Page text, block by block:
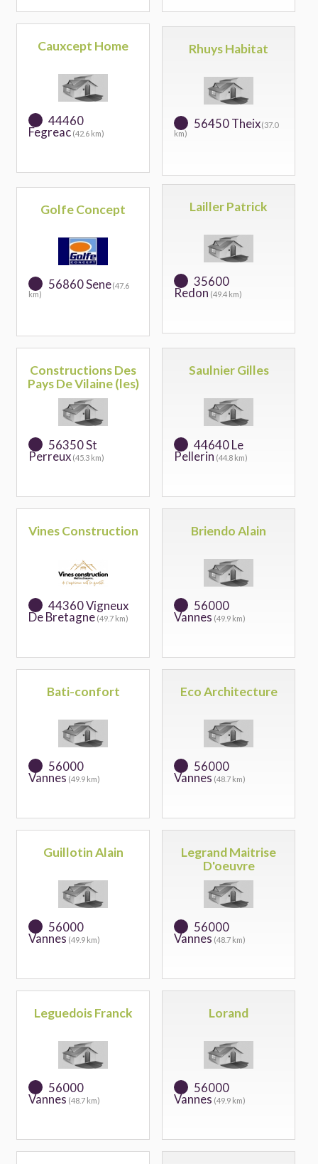
Cauxcept Home
44460
Fegreac (42.6 km)
Rhuys Habitat
56450 Theix(37.0
km)
Golfe Concept
56860 Sene(47.6
km)
Lailler Patrick
35600
Redon (49.4 km)
Constructions Des
Pays De Vilaine (les)
56350 St
Perreux (45.3 km)
Saulnier Gilles
44640 Le
Pellerin (44.8 km)
Vines Construction
44360 Vigneux
De Bretagne (49.7 km)
Briendo Alain
56000
Vannes (49.9 km)
Bati-confort
56000
Vannes (49.9 km)
Eco Architecture
56000
Vannes (48.7 km)
Guillotin Alain
56000
Vannes (49.9 km)
Legrand Maitrise
D'oeuvre
56000
Vannes (48.7 km)
Leguedois Franck
56000
Vannes (48.7 km)
Lorand
56000
Vannes (49.9 km)